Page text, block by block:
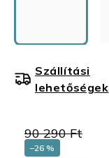
90 290 Ft
–26 %
Szállítási
lehetőségek